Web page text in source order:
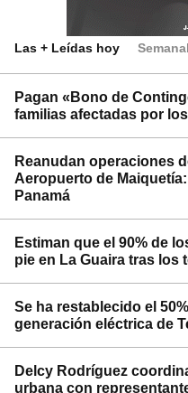
Las + Leídas hoy Semanal
Pagan «Bono de
familias afectadas por
Reanudan operaciones
Aeropuerto de
Panamá
Estiman que el 90% de
pie en La Guaira tras los
Se ha restablecido el
generación eléctrica de
Delcy Rodríguez
urbana con